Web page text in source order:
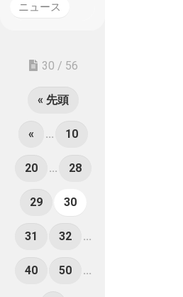
ニュース
30 / 56
« 先頭
« ... 10
20 ... 28
29 30
31 32 ...
40 50 ...